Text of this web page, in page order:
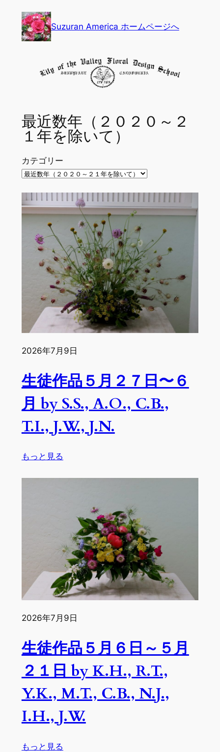
Suzuran America ホームページへ
最近数年（２０２０～２
１年を除いて）
カテゴリー
2026年7月9日
生徒作品５月２７日〜６
月 by S.S., A.O., C.B.,
T.I., J.W., J.N.
もっと見る
月
２
７
日〜
６
月
S.S.,
C.B.,
J.W.,
J.N.
2026年7月9日
生徒作品５月６日～５月
２１日 by K.H., R.T.,
Y.K., M.T., C.B., N.J.,
I.H., J.W.
もっと見る